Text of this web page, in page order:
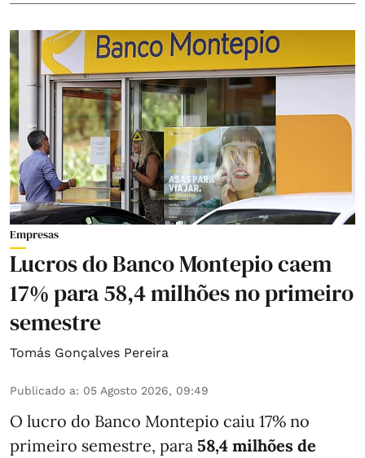
Empresas
Lucros do Banco Montepio caem
17% para 58,4 milhões no primeiro
semestre
Tomás Gonçalves Pereira
Publicado a: 05 Agosto 2026, 09:49
O lucro do Banco Montepio caiu 17% no
primeiro semestre, para 58,4 milhões de